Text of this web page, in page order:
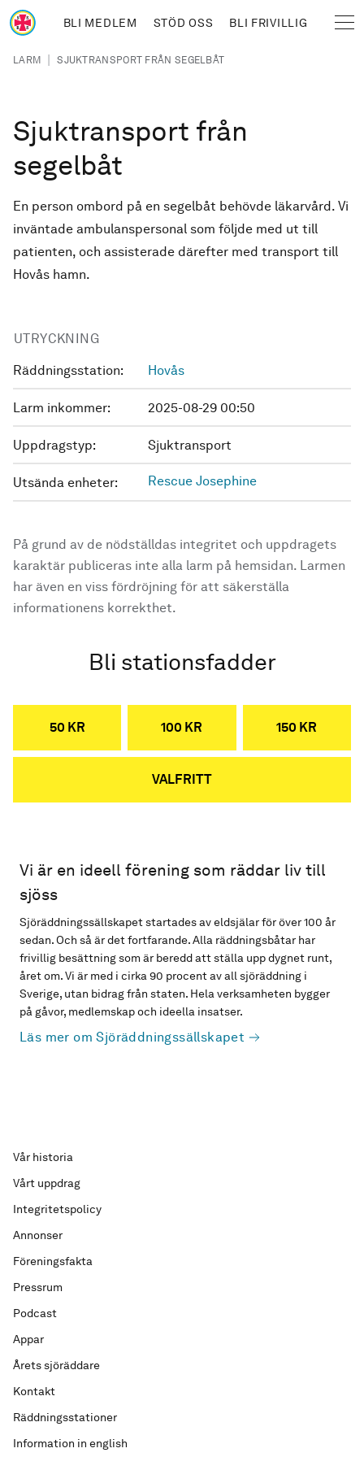
Hoppa till huvudinnehåll
BLI MEDLEM STÖD OSS BLI FRIVILLIG
Länkstig
LARM | SJUKTRANSPORT FRÅN SEGELBÅT
Sjuktransport från
segelbåt
En person ombord på en segelbåt behövde läkarvård. Vi
inväntade ambulanspersonal som följde med ut till
patienten, och assisterade därefter med transport till
Hovås hamn.
UTRYCKNING
Räddningsstation: Hovås
Larm inkommer: 2025-08-29 00:50
Uppdragstyp: Sjuktransport
Utsända enheter: Rescue Josephine
På grund av de nödställdas integritet och uppdragets
karaktär publiceras inte alla larm på hemsidan. Larmen
har även en viss fördröjning för att säkerställa
informationens korrekthet.
Bli stationsfadder
50 KR 100 KR 150 KR
VALFRITT
Vi är en ideell förening som räddar liv till
sjöss
Sjöräddningssällskapet startades av eldsjälar för över 100 år
sedan. Och så är det fortfarande. Alla räddningsbåtar har
frivillig besättning som är beredd att ställa upp dygnet runt,
året om. Vi är med i cirka 90 procent av all sjöräddning i
Sverige, utan bidrag från staten. Hela verksamheten bygger
på gåvor, medlemskap och ideella insatser.
Läs mer om Sjöräddningssällskapet
Vår historia
Vårt uppdrag
Integritetspolicy
Annonser
Föreningsfakta
Pressrum
Podcast
Appar
Årets sjöräddare
Kontakt
Räddningsstationer
Information in english